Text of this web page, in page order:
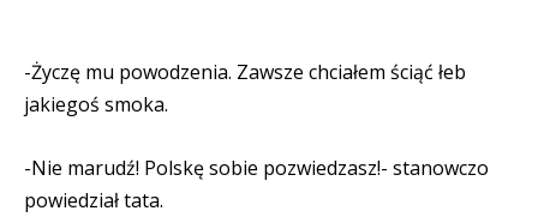
-Życzę mu powodzenia. Zawsze chciałem ściąć łeb
jakiegoś smoka.
-Nie marudź! Polskę sobie pozwiedzasz!- stanowczo
powiedział tata.